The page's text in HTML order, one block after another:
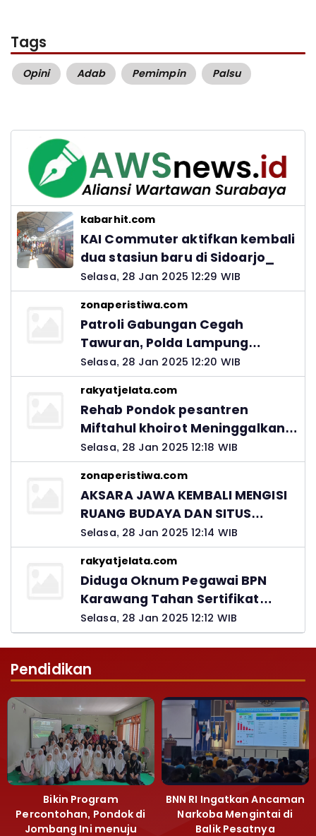
Tags
Opini Adab Pemimpin Palsu
kabarhit.com
KAI Commuter aktifkan kembali
dua stasiun baru di Sidoarjo_
Selasa, 28 Jan 2025 12:29 WIB
zonaperistiwa.com
Patroli Gabungan Cegah
Tawuran, Polda Lampung
Ingatkan Peran Orang Tua
Selasa, 28 Jan 2025 12:20 WIB
rakyatjelata.com
Rehab Pondok pesantren
Miftahul khoirot Meninggalkan
Hutang Ke Material, Mantan
Kadis PUPR Harus Bertanggung
Jawab
Selasa, 28 Jan 2025 12:18 WIB
zonaperistiwa.com
AKSARA JAWA KEMBALI MENGISI
RUANG BUDAYA DAN SITUS
LELUHUR NUSANTARA
Selasa, 28 Jan 2025 12:14 WIB
rakyatjelata.com
Diduga Oknum Pegawai BPN
Karawang Tahan Sertifikat
Pemohon PTSL
Selasa, 28 Jan 2025 12:12 WIB
Pendidikan
Bikin Program
Percontohan, Pondok di
Jombang Ini menuju
BNN RI Ingatkan Ancaman
Narkoba Mengintai di
Balik Pesatnya